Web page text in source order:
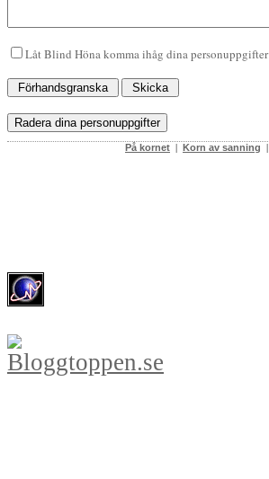
Låt Blind Höna komma ihåg dina personuppgifter
På kornet Korn av sanning